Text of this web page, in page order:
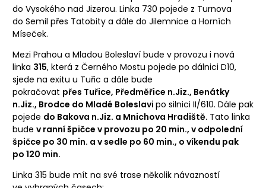
do Vysokého nad Jizerou. Linka 730 pojede z Turnova
do Semil přes Tatobity a dále do Jilemnice a Horních
Míseček.
Mezi Prahou a Mladou Boleslaví bude v provozu i nová
linka 315, která z Černého Mostu pojede po dálnici D10,
sjede na exitu u Tuřic a dále bude
pokračovat přes Tuřice, Předměřice n.Jiz., Benátky
n.Jiz., Brodce do Mladé Boleslavi po silnici II/610. Dále pak
pojede do Bakova n.Jiz. a Mnichova Hradiště. Tato linka
bude v ranní špičce v provozu po 20 min., v odpolední
špičce po 30 min. a v sedle po 60 min., o víkendu pak
po 120 min.
Linka 315 bude mít na své trase několik návazností